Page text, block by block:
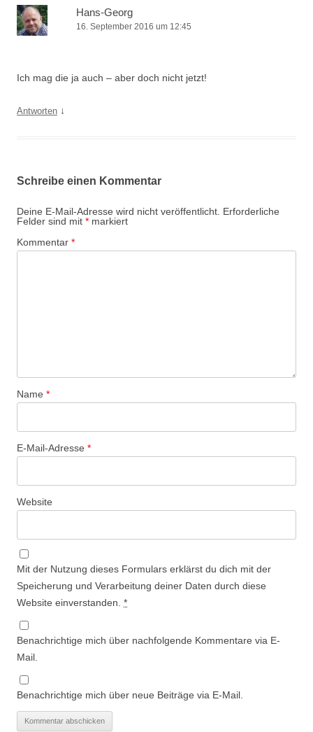
Hans-Georg
16. September 2016 um 12:45
Ich mag die ja auch – aber doch nicht jetzt!
Antworten ↓
Schreibe einen Kommentar
Deine E-Mail-Adresse wird nicht veröffentlicht. Erforderliche
Felder sind mit * markiert
Kommentar *
Name *
E-Mail-Adresse *
Website
Mit der Nutzung dieses Formulars erklärst du dich mit der
Speicherung und Verarbeitung deiner Daten durch diese
Website einverstanden. *
Benachrichtige mich über nachfolgende Kommentare via E-
Mail.
Benachrichtige mich über neue Beiträge via E-Mail.